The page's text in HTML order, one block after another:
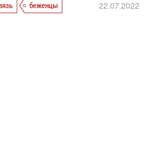
беженцы 22.07.2022